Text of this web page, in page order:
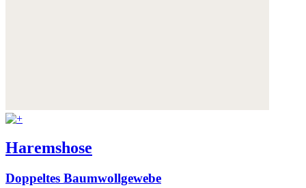
Haremshose
Doppeltes Baumwollgewebe